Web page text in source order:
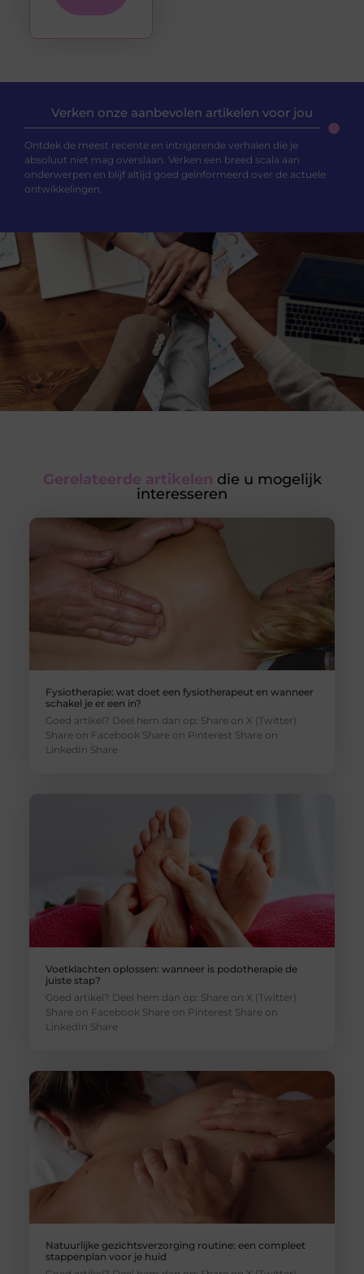
Verken onze aanbevolen artikelen voor jou
Ontdek de meest recente en intrigerende verhalen die je
absoluut niet mag overslaan. Verken een breed scala aan
onderwerpen en blijf altijd goed geïnformeerd over de actuele
ontwikkelingen.
Gerelateerde artikelen die u mogelijk
interesseren
Fysiotherapie: wat doet een fysiotherapeut en wanneer
schakel je er een in?
Goed artikel? Deel hem dan op: Share on X (Twitter)
Share on Facebook Share on Pinterest Share on
LinkedIn Share
Voetklachten oplossen: wanneer is podotherapie de
juiste stap?
Goed artikel? Deel hem dan op: Share on X (Twitter)
Share on Facebook Share on Pinterest Share on
LinkedIn Share
Natuurlijke gezichtsverzorging routine: een compleet
stappenplan voor je huid